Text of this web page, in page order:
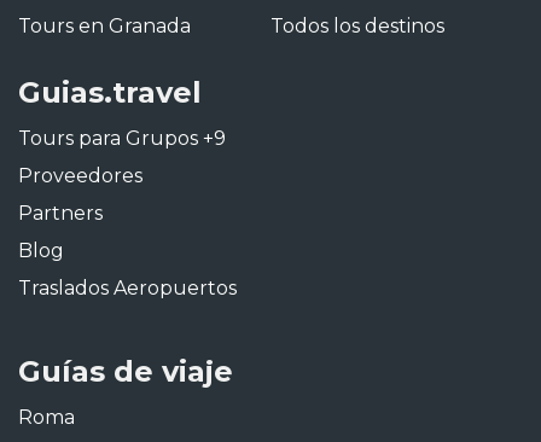
Tours en Granada
Todos los destinos
Guias.travel
Tours para Grupos +9
Proveedores
Partners
Blog
Traslados Aeropuertos
Guías de viaje
Roma